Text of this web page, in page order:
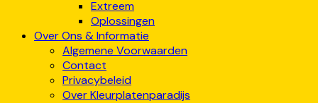
Extreem
Oplossingen
Over Ons & Informatie
Algemene Voorwaarden
Contact
Privacybeleid
Over Kleurplatenparadijs